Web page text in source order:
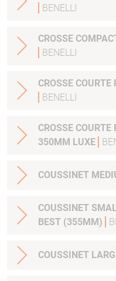
BENELLI
CROSSE
BENELLI
CROSSE
BENELLI
CROSSE
350MM LUXE
COUSSINET
COUSSINET
BEST (355MM)
COUSSINET